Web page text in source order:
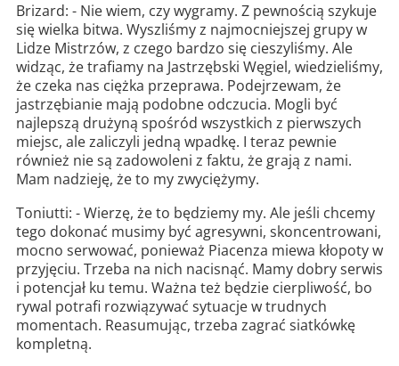
Brizard: - Nie wiem, czy wygramy. Z pewnością szykuje
się wielka bitwa. Wyszliśmy z najmocniejszej grupy w
Lidze Mistrzów, z czego bardzo się cieszyliśmy. Ale
widząc, że trafiamy na Jastrzębski Węgiel, wiedzieliśmy,
że czeka nas ciężka przeprawa. Podejrzewam, że
jastrzębianie mają podobne odczucia. Mogli być
najlepszą drużyną spośród wszystkich z pierwszych
miejsc, ale zaliczyli jedną wpadkę. I teraz pewnie
również nie są zadowoleni z faktu, że grają z nami.
Mam nadzieję, że to my zwyciężymy.
Toniutti: - Wierzę, że to będziemy my. Ale jeśli chcemy
tego dokonać musimy być agresywni, skoncentrowani,
mocno serwować, ponieważ Piacenza miewa kłopoty w
przyjęciu. Trzeba na nich nacisnąć. Mamy dobry serwis
i potencjał ku temu. Ważna też będzie cierpliwość, bo
rywal potrafi rozwiązywać sytuacje w trudnych
momentach. Reasumując, trzeba zagrać siatkówkę
kompletną.